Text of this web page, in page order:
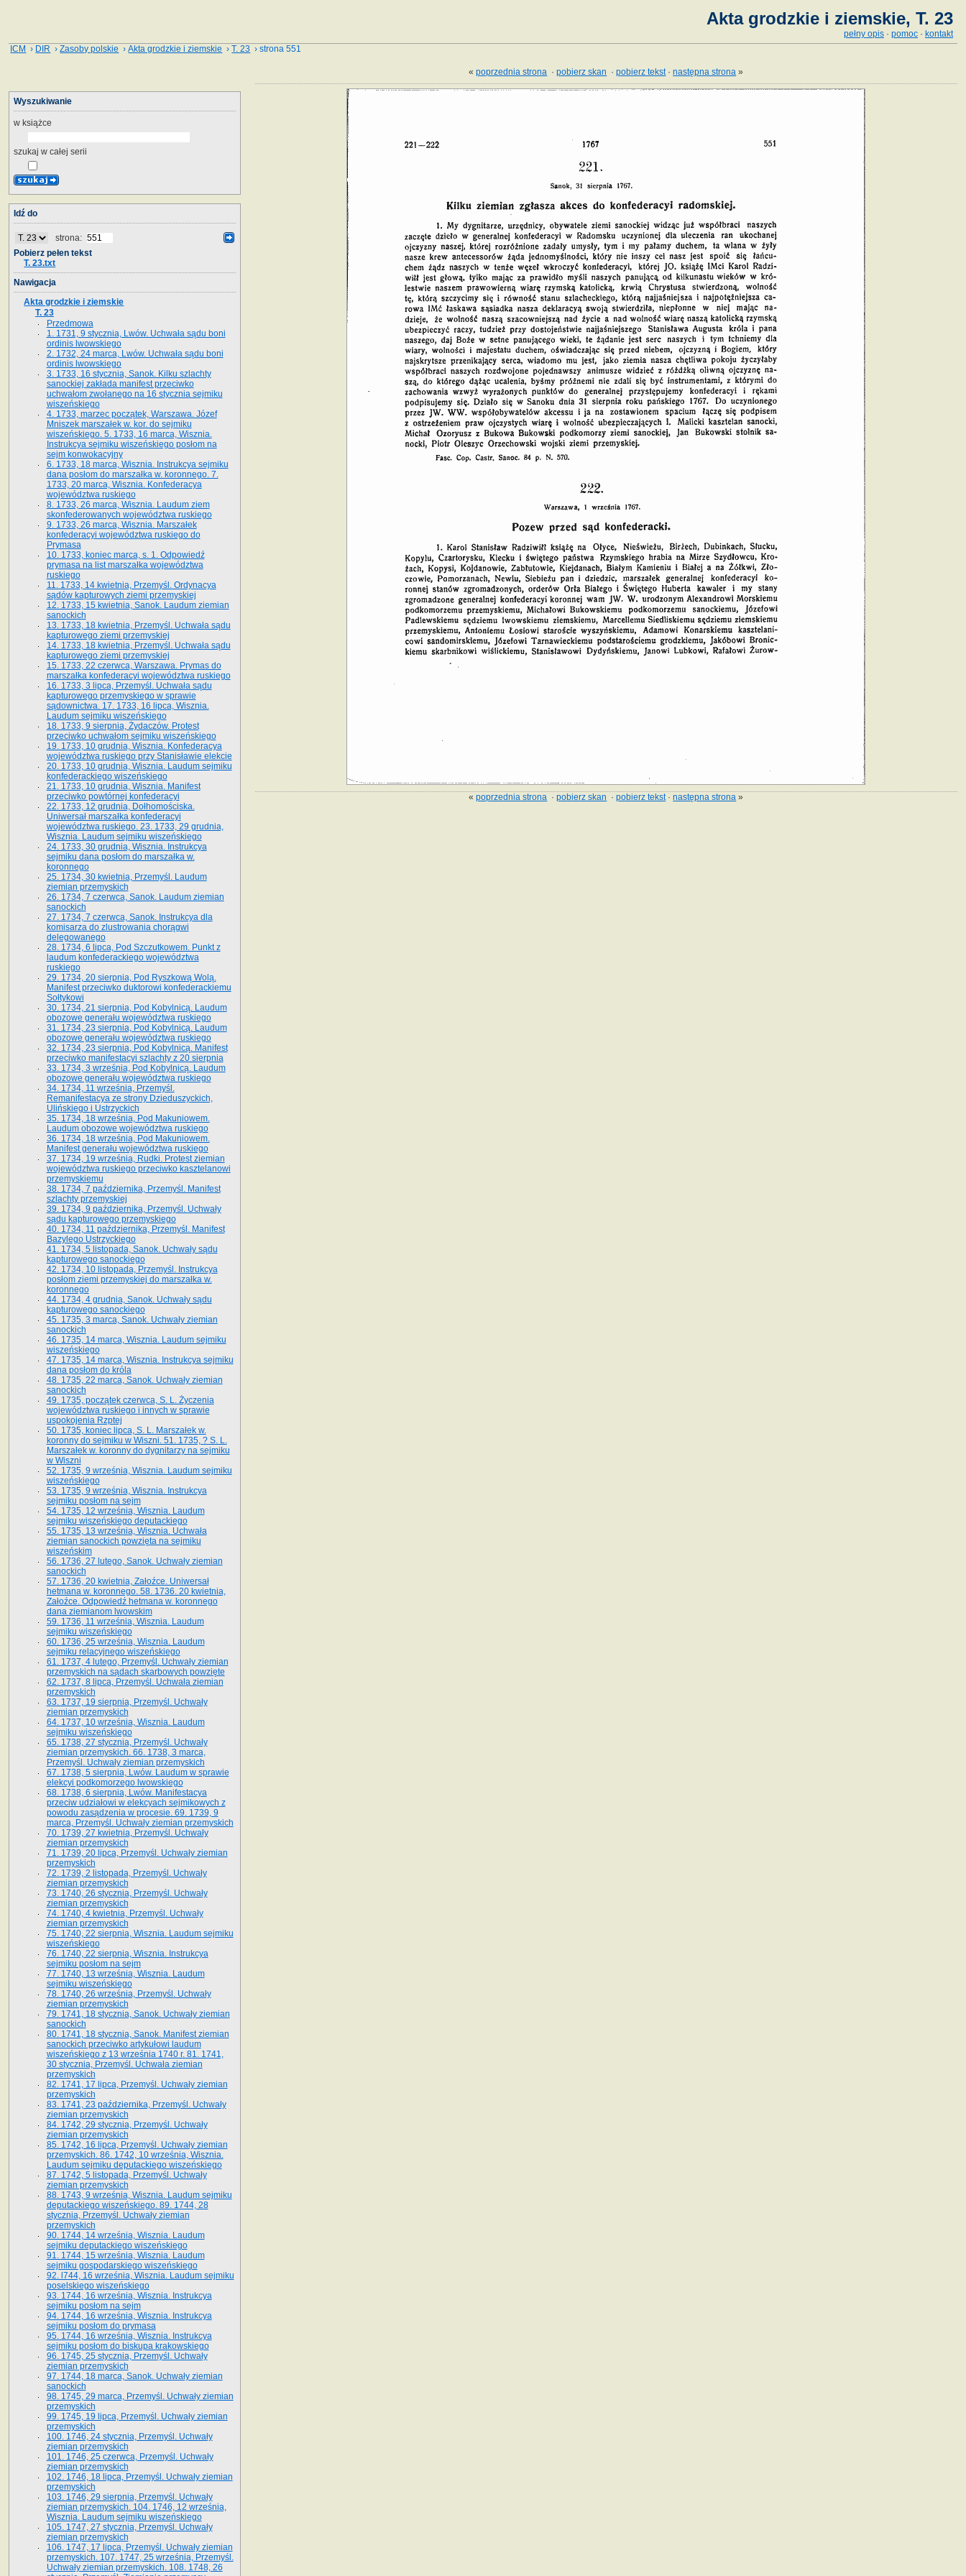
Akta grodzkie i ziemskie, T. 23
pełny opis · pomoc · kontakt
ICM › DIR ›Zasoby polskie ›Akta grodzkie i ziemskie ›T. 23 › strona 551
«poprzednia strona ·pobierz skan ·pobierz tekst·następna strona »
«poprzednia strona ·pobierz skan ·pobierz tekst·następna strona »
Wyszukiwanie
w książce
szukaj w całej serii
Idź do
strona:
Pobierz pełen tekst
T. 23.txt
Nawigacja
Akta grodzkie i ziemskie
T. 23
Przedmowa
1. 1731, 9 stycznia, Lwów. Uchwała sądu boni
ordinis lwowskiego
2. 1732, 24 marca, Lwów. Uchwała sądu boni
ordinis lwowskiego
3. 1733, 16 stycznia, Sanok. Kilku szlachty
sanockiej zakłada manifest przeciwko
uchwałom zwołanego na 16 stycz­nia sejmiku
wiszeńskiego
4. 1733, marzec początek, Warszawa. Józef
Mniszek marszałek w. kor. do sejmiku
wiszeńskiego. 5. 1733, 16 marca, Wisznia.
Instrukcya sejmiku wiszeńskiego posłom na
sejm konwokacyjny
6. 1733, 18 marca, Wisznia. Instrukcya sejmiku
dana posłom do marszałka w. koronnego. 7.
1733, 20 marca, Wisznia. Konfederacya
województwa ruskiego
8. 1733, 26 marca, Wisznia. Laudum ziem
skonfederowanych województwa ruskiego
9. 1733, 26 marca, Wisznia. Marszałek
konfederacyi województwa ruskiego do
Prymasa
10. 1733, koniec marca, s. 1. Odpowiedź
prymasa na list marszałka województwa
ruskiego
11. 1733, 14 kwietnia, Przemyśl. Ordynacya
sądów kapturowych ziemi przemyskiej
12. 1733, 15 kwietnia, Sanok. Laudum ziemian
sanockich
13. 1733, 18 kwietnia, Przemyśl. Uchwała sądu
kapturowego ziemi przemyskiej
14. 1733, 18 kwietnia, Przemyśl. Uchwała sądu
kapturowego ziemi przemyskiej
15. 1733, 22 czerwca, Warszawa. Prymas do
marszałka konfederacyi województwa ruskiego
16. 1733, 3 lipca, Przemyśl. Uchwała sądu
kapturowego przemyskiego w sprawie
sądownictwa. 17. 1733, 16 lipca, Wisznia.
Laudum sejmiku wiszeńskiego
18. 1733, 9 sierpnia, Żydaczów. Protest
przeciwko uchwałom sejmiku wiszeńskiego
19. 1733, 10 grudnia, Wisznia. Konfederacya
województwa ruskiego przy Stanisławie elekcie
20. 1733, 10 grudnia, Wisznia. Laudum sejmiku
konfederackiego wiszeńskiego
21. 1733, 10 grudnia, Wisznia. Manifest
przeciwko powtórnej konfederacyi
22. 1733, 12 grudnia, Dołhomościska.
Uniwersał marszałka konfederacyi
województwa ruskiego. 23. 1733, 29 grudnia,
Wisznia. Laudum sejmiku wiszeńskiego
24. 1733, 30 grudnia, Wisznia. Instrukcya
sejmiku dana posłom do marszałka w.
koronnego
25. 1734, 30 kwietnia, Przemyśl. Laudum
ziemian przemyskich
26. 1734, 7 czerwca, Sanok. Laudum ziemian
sanockich
27. 1734, 7 czerwca, Sanok. Instrukcya dla
komisarza do zlustrowania chorągwi
delegowanego
28. 1734, 6 lipca, Pod Szczutkowem. Punkt z
laudum konfederackiego województwa
ruskiego
29. 1734, 20 sierpnia, Pod Ryszkową Wolą.
Manifest przeciwko duktorowi konfederackiemu
Sołtykowi
30. 1734, 21 sierpnia, Pod Kobylnicą. Laudum
obozowe generału województwa ruskiego
31. 1734, 23 sierpnia, Pod Kobylnicą. Laudum
obozowe generału województwa ruskiego
32. 1734, 23 sierpnia, Pod Kobylnicą. Manifest
przeciwko manifestacyi szlachty z 20 sierpnia
33. 1734, 3 września, Pod Kobylnicą. Laudum
obozowe generału województwa ruskiego
34. 1734, 11 września, Przemyśl.
Remanifestacya ze strony Dzieduszyckich,
Ulińskiego i Ustrzyckich
35. 1734, 18 września, Pod Makuniowem.
Laudum obozowe województwa ruskiego
36. 1734, 18 września, Pod Makuniowem.
Manifest generału województwa ruskiego
37. 1734, 19 września, Rudki. Protest ziemian
województwa ruskiego przeciwko kasztelanowi
przemyskiemu
38. 1734, 7 października, Przemyśl. Manifest
szlachty przemyskiej
39. 1734, 9 października, Przemyśl. Uchwały
sądu kapturowego przemyskiego
40. 1734, 11 października, Przemyśl. Manifest
Bazylego Ustrzyckiego
41. 1734, 5 listopada, Sanok. Uchwały sądu
kapturowego sanockiego
42. 1734, 10 listopada, Przemyśl. Instrukcya
posłom ziemi przemyskiej do marszałka w.
koronnego
44. 1734, 4 grudnia, Sanok. Uchwały sądu
kapturowego sanockiego
45. 1735, 3 marca, Sanok. Uchwały ziemian
sanockich
46. 1735, 14 marca, Wisznia. Laudum sejmiku
wiszeńskiego
47. 1735, 14 marca, Wisznia. Instrukcya sejmiku
dana posłom do króla
48. 1735, 22 marca, Sanok. Uchwały ziemian
sanockich
49. 1735, początek czerwca, S. L. Życzenia
województwa ruskiego i innych w sprawie
uspokojenia Rzptej
50. 1735, koniec lipca, S. L. Marszałek w.
koronny do sejmiku w Wiszni. 51. 1735, ? S. L.
Marszałek w. koronny do dygnitarzy na sejmiku
w Wiszni
52. 1735, 9 września, Wisznia. Laudum sejmiku
wiszeńskiego
53. 1735, 9 września, Wisznia. Instrukcya
sejmiku posłom na sejm
54. 1735, 12 września, Wisznia. Laudum
sejmiku wiszeńskiego deputackiego
55. 1735, 13 września, Wisznia. Uchwała
ziemian sanockich powzięta na sejmiku
wiszeńskim
56. 1736, 27 lutego, Sanok. Uchwały ziemian
sanockich
57. 1736, 20 kwietnia, Załoźce. Uniwersał
hetmana w. koronnego. 58. 1736. 20 kwietnia,
Załoźce. Odpowiedź hetmana w. koronnego
dana ziemianom lwowskim
59. 1736, 11 września, Wisznia. Laudum
sejmiku wiszeńskiego
60. 1736, 25 września, Wisznia. Laudum
sejmiku relacyjnego wiszeńskiego
61. 1737, 4 lutego, Przemyśl. Uchwały ziemian
przemyskich na sądach skarbowych powzięte
62. 1737, 8 lipca, Przemyśl. Uchwała ziemian
przemyskich
63. 1737, 19 sierpnia, Przemyśl. Uchwały
ziemian przemyskich
64. 1737, 10 września, Wisznia. Laudum
sejmiku wiszeńskiego
65. 1738, 27 stycznia, Przemyśl. Uchwały
ziemian przemyskich­­. 66. 1738, 3 marca,
Przemyśl. Uchwały ziemian przemyskich­
67. 1738, 5 sierpnia, Lwów. Laudum w sprawie
elekcyi podkomorzego lwowskiego
68. 1738, 6 sierpnia, Lwów. Manifestacya
przeciw udziałowi w elekcyach sejmikowych z
powodu zasądzenia w procesie. 69. 1739, 9
marca, Przemyśl. Uchwały ziemian przemyskich
70. 1739, 27 kwietnia, Przemyśl. Uchwały
ziemian przemyskich
71. 1739, 20 lipca, Przemyśl. Uchwały ziemian
przemyskich
72. 1739, 2 listopada, Przemyśl. Uchwały
ziemian przemyskich
73. 1740, 26 stycznia, Przemyśl. Uchwały
ziemian przemyskich
74. 1740, 4 kwietnia, Przemyśl. Uchwały
ziemian przemyskich
75. 1740, 22 sierpnia, Wisznia. Laudum sejmiku
wiszeńskiego
76. 1740, 22 sierpnia, Wisznia. Instrukcya
sejmiku posłom na sejm
77. 1740, 13 września, Wisznia. Laudum
sejmiku wiszeńskiego
78. 1740, 26 września, Przemyśl. Uchwały
ziemian przemyskich
79. 1741, 18 stycznia, Sanok. Uchwały ziemian
sanockich
80. 1741, 18 stycznia, Sanok. Manifest ziemian
sanockich przeciwko artykułowi laudum
wiszeńskiego z 13 wrze­śnia 1740 r. 81. 1741,
30 stycznia, Przemyśl. Uchwała ziemian
przemyskich
82. 1741, 17 lipca, Przemyśl. Uchwały ziemian
przemyskich
83. 1741, 23 października, Przemyśl. Uchwały
ziemian przemyskich
84. 1742, 29 stycznia, Przemyśl. Uchwały
ziemian przemyskich
85. 1742, 16 lipca, Przemyśl. Uchwały ziemian
przemyskich. 86. 1742, 10 września, Wisznia.
Laudum sejmiku deputackiego wiszeńskiego
87. 1742, 5 listopada, Przemyśl. Uchwały
ziemian przemyskich
88. 1743, 9 września, Wisznia. Laudum sejmiku
deputackiego wiszeńskiego. 89. 1744, 28
stycznia, Przemyśl. Uchwały ziemian
przemyskich
90. 1744, 14 września, Wisznia. Laudum
sejmiku deputackiego wiszeńskiego
91. 1744, 15 września, Wisznia. Laudum
sejmiku gospodarskiego wiszeńskiego
92. l744, 16 września, Wisznia. Laudum sejmiku
poselskiego wiszeńskiego
93. 1744, 16 września, Wisznia. Instrukcya
sejmiku posłom na sejm
94. 1744, 16 września, Wisznia. Instrukcya
sejmiku posłom do prymasa
95. 1744, 16 września, Wisznia. Instrukcya
sejmiku posłom do biskupa krakowskiego
96. 1745, 25 stycznia, Przemyśl. Uchwały
ziemian przemyskich
97. 1744, 18 marca, Sanok. Uchwały ziemian
sanockich
98. 1745, 29 marca, Przemyśl. Uchwały ziemian
przemyskich
99. 1745, 19 lipca, Przemyśl. Uchwały ziemian
przemyskich
100. 1746, 24 stycznia, Przemyśl. Uchwały
ziemian przemyskich
101. 1746, 25 czerwca, Przemyśl. Uchwały
ziemian przemyskich
102. 1746, 18 lipca, Przemyśl. Uchwały ziemian
przemyskich
103. 1746, 29 sierpnia, Przemyśl. Uchwały
ziemian przemyskich. 104. 1746, 12 września,
Wisznia. Laudum sejmiku wiszeńskiego
105. 1747, 27 stycznia, Przemyśl. Uchwały
ziemian przemyskich
106. 1747, 17 lipca, Przemyśl. Uchwały ziemian
przemyskich. 107. 1747, 25 września, Przemyśl.
Uchwały ziemian przemyskich. 108. 1748, 26